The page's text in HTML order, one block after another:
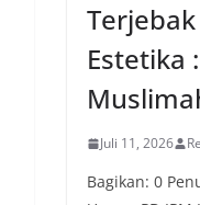
Estetika
Juli 11, 2026
Bagikan: 0